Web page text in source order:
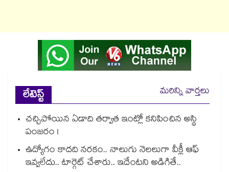
లేటెస్ట్
మరిన్ని వార్తలు
చచ్చిపోయిన ఏడాది తర్వాత ఇంట్లో కనిపించిన అస్థి
పంజరం !
ఉద్యోగం కాదది నరకం.. నాలుగు నెలలుగా వీక్లీ ఆఫ్
ఇవ్వలేదు.. టార్గెట్ చేశారు.. ఇదేంటని అడిగితే..